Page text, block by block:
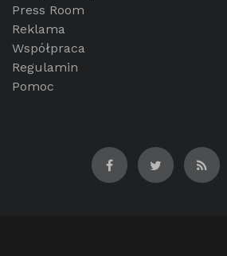
Press Room
Reklama
Współpraca
Regulamin
Pomoc